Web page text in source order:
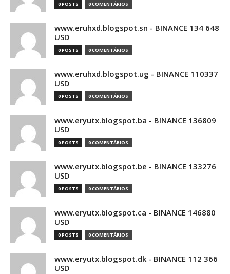
0 POSTS 0 COMENTÁRIOS
www.eruhxd.blogspot.sn - BINANCE 134 648
USD
0 POSTS 0 COMENTÁRIOS
www.eruhxd.blogspot.ug - BINANCE 110337
USD
0 POSTS 0 COMENTÁRIOS
www.eryutx.blogspot.ba - BINANCE 136809
USD
0 POSTS 0 COMENTÁRIOS
www.eryutx.blogspot.be - BINANCE 133276
USD
0 POSTS 0 COMENTÁRIOS
www.eryutx.blogspot.ca - BINANCE 146880
USD
0 POSTS 0 COMENTÁRIOS
www.eryutx.blogspot.dk - BINANCE 112 366
USD